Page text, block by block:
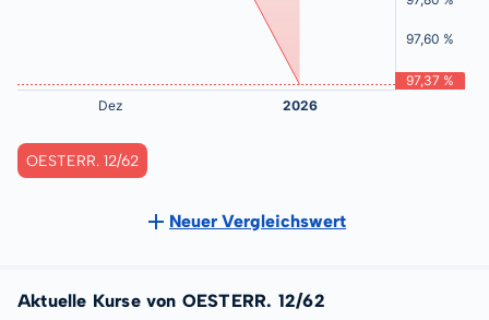
OESTERR. 12/62
Neuer Vergleichswert
Aktuelle Kurse von OESTERR. 12/62